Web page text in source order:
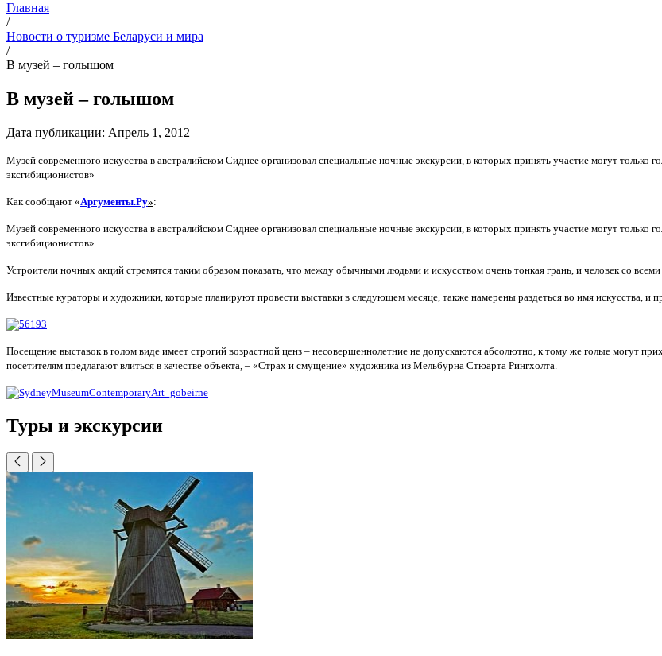
Главная
/
Новости о туризме Беларуси и мира
/
В музей – голышом
В музей – голышом
Дата публикации: Апрель 1, 2012
Музей современного искусства в австралийском Сиднее организовал специальные ночные экскурсии, в которых принять участие могут только
эксгибиционистов»
Как сообщают «Аргументы.Ру»:
Музей современного искусства в австралийском Сиднее организовал специальные ночные экскурсии, в которых принять участие могут только
эксгибиционистов».
Устроители ночных акций стремятся таким образом показать, что между обычными людьми и искусством очень тонкая грань, и человек со
Известные кураторы и художники, которые планируют провести выставки в следующем месяце, также намерены раздеться во имя искусства, и
Посещение выставок в голом виде имеет строгий возрастной ценз – несовершеннолетние не допускаются абсолютно, к тому же голые могут
посетителям предлагают влиться в качестве объекта, – «Страх и смущение» художника из Мельбурна Стюарта Рингхолта.
Туры и экскурсии